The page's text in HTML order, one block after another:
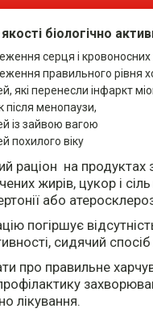
біологічно
серця і
правильного рівня
які перенесли інфаркт
після менопаузи,
із зайвою вагою
похилого віку
раціон на продуктах
жирів, цукор і
або
погіршує
сидячий
про правильне
лікування.